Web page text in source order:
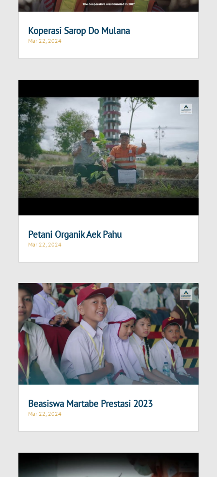
Koperasi Sarop Do Mulana
Mar 22, 2024
Petani Organik Aek Pahu
Mar 22, 2024
Beasiswa Martabe Prestasi 2023
Mar 22, 2024